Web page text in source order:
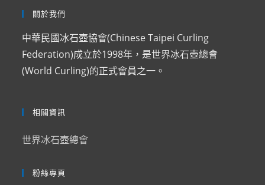
關於我們
中華民國冰石壺協會(Chinese Taipei Curling
Federation)成立於1998年，是世界冰石壺總會
(World Curling)的正式會員之一。
相關資訊
世界冰石壺總會
粉絲專頁